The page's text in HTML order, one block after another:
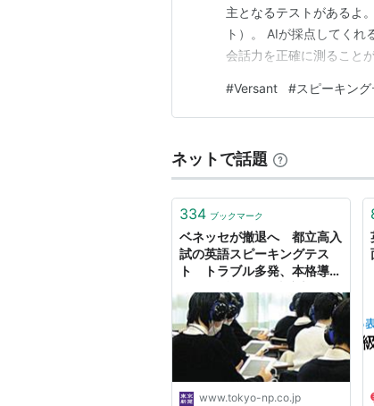
主となるテストがあるよ
ト）。 AIが採点してく
会話力を正確に測ること
ト・注意点 どんな人にお
料金と申し込みの流れ 【
#Versant #スピーキング
ネットで話題
334 ブックマーク
ベネッセが撤退へ 都立高入
試の英語スピーキングテス
ト トラブル多発、本格導入
ジタル
www.tokyo-np.co.jp